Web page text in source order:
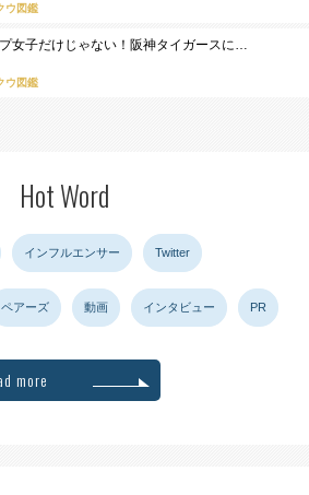
ウ図鑑
女子だけじゃない！阪神タイガースに…
ウ図鑑
Hot Word
インフルエンサー Twitter
ペアーズ 動画 インタビュー PR
more